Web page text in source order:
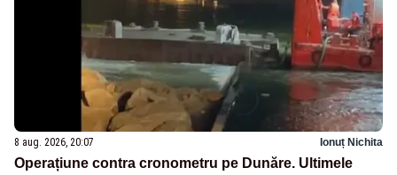
8 aug. 2026, 20:07 Ionuț Nichita
Operațiune contra cronometru pe Dunăre. Ultimele